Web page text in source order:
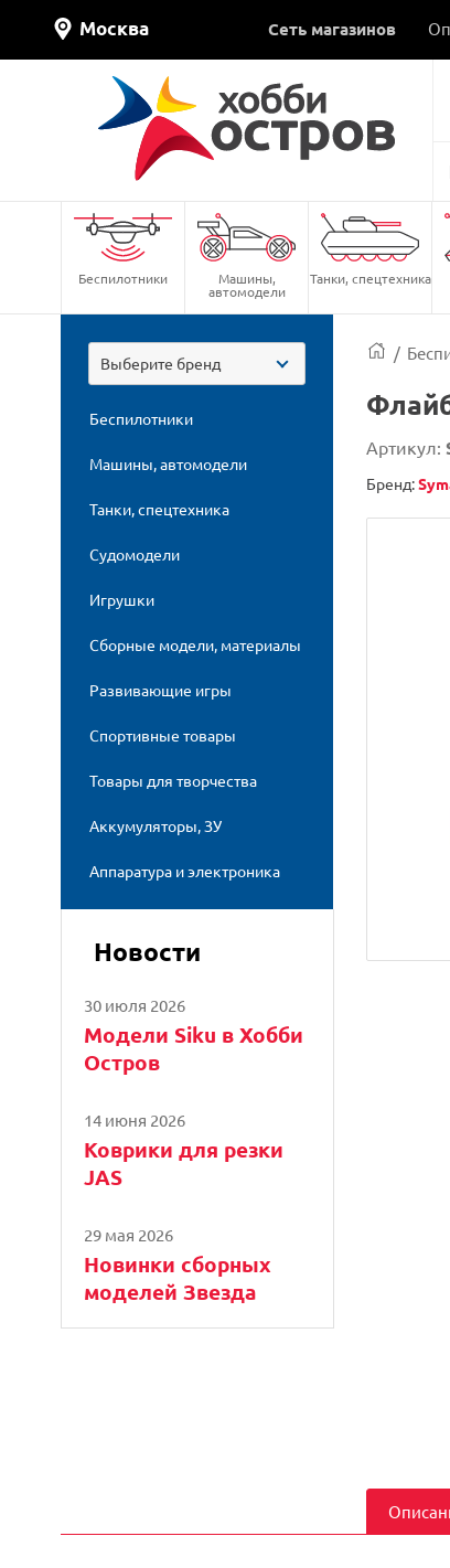
Москва Сеть магазинов
Беспилотники Машины,
автомодели
Танки, спецтехника
Выберите бренд
Беспилотники
Машины, автомодели
Танки, спецтехника
Судомодели
Игрушки
Сборные модели, материалы
Развивающие игры
Спортивные товары
Товары для творчества
Аккумуляторы, ЗУ
Аппаратура и электроника
Новости
30 июля 2026
Модели Siku в Хобби
Остров
14 июня 2026
Коврики для резки
JAS
29 мая 2026
Новинки сборных
моделей Звезда
/
Артикул:
Бренд: